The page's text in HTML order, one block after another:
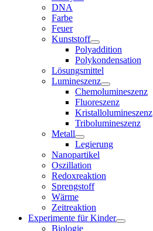
DNA
Farbe
Feuer
Kunststoff
Polyaddition
Polykondensation
Lösungsmittel
Lumineszenz
Chemolumineszenz
Fluoreszenz
Kristallolumineszenz
Tribolumineszenz
Metall
Legierung
Nanopartikel
Oszillation
Redoxreaktion
Sprengstoff
Wärme
Zeitreaktion
Experimente für Kinder
Biologie